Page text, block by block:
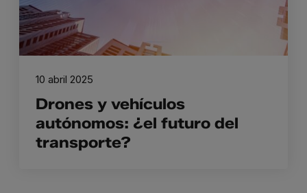
Drones y vehículos
autónomos: ¿el futuro del
transporte?
10 abril 2025